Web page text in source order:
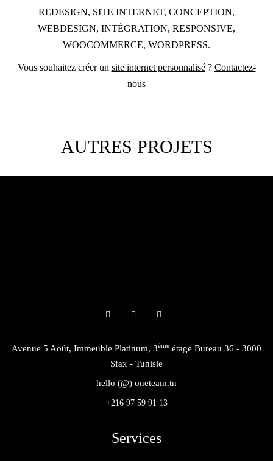
REDESIGN, SITE INTERNET, CONCEPTION,
WEBDESIGN, INTÉGRATION, RESPONSIVE,
WOOCOMMERCE, WORDPRESS.
Vous souhaitez créer un site internet personnalisé? Contactez-
nous
AUTRES PROJETS
Avenue 5 Août, Immeuble Platinum, 3ème étage Bureau 36 - 3000
Sfax - Tunisie
hello (@) oneteam.tn
+216 97 59 91 13
Services